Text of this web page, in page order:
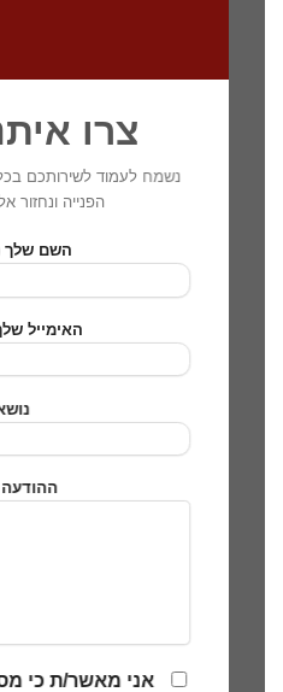
צרו
נשמח לעמוד לשירותכם
הפנייה ונחזור
השם שלך
האימייל
אני מאשר/ת כי